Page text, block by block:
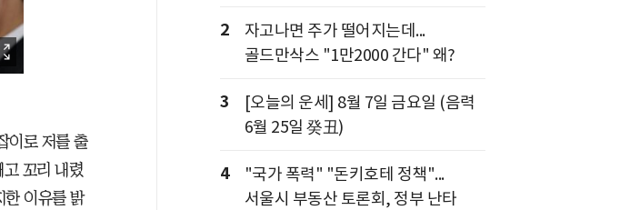
이로 저를 출
고 꼬리 내렸
한 이유를 밝
2
자고나면 주가 떨어지는데...
골드만삭스 "1만2000 간다" 왜?
3
[오늘의 운세] 8월 7일 금요일 (음력
6월 25일 癸丑)
4
"국가 폭력" "돈키호테 정책"...
서울시 부동산 토론회, 정부 난타